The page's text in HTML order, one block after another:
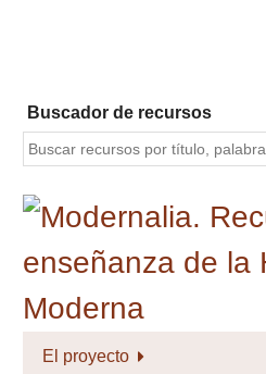
Buscador de recursos
El proyecto